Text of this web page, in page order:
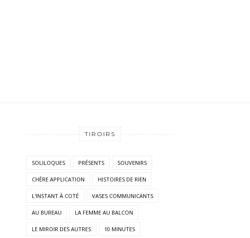
TIROIRS
SOLILOQUES PRÉSENTS SOUVENIRS
CHÈRE APPLICATION HISTOIRES DE RIEN
L'INSTANT À COTÉ VASES COMMUNICANTS
AU BUREAU LA FEMME AU BALCON
LE MIROIR DES AUTRES 10 MINUTES